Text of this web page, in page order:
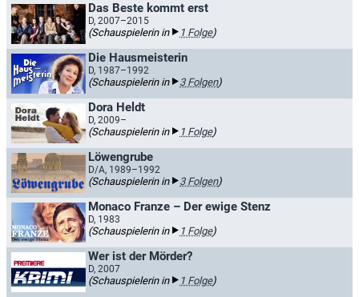
Das Beste kommt erst
D, 2007–2015
(Schauspielerin in 1 Folge)
Die Hausmeisterin
D, 1987–1992
(Schauspielerin in 3 Folgen)
Dora Heldt
D, 2009–
(Schauspielerin in 1 Folge)
Löwengrube
D/A, 1989–1992
(Schauspielerin in 3 Folgen)
Monaco Franze – Der ewige Stenz
D, 1983
(Schauspielerin in 1 Folge)
Wer ist der Mörder?
D, 2007
(Schauspielerin in 1 Folge)